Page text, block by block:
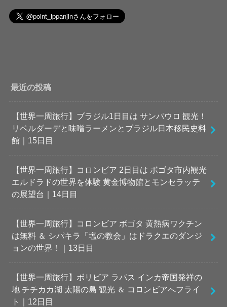
最近の投稿
【世界一周旅行】ブラジル1日目は サンパウロ 観光！
リベルダーデと味噌ラーメンとブラジル日本移民史料
館｜15日目
【世界一周旅行】コロンビア 2日目は ボゴタ市内観光
エルドラドの世界を体験 黄金博物館とモンセラッテ
の展望台｜14日目
【世界一周旅行】コロンビア ボゴタ 黄熱病ワクチン
は無料 ＆ シパキラ「塩の教会」はドラクエのダンジ
ョンの世界！｜13日目
【世界一周旅行】ボリビア ラパス インカ帝国発祥の
地 チチカカ湖 太陽の島 観光 ＆ コロンビアへフライ
ト｜12日目